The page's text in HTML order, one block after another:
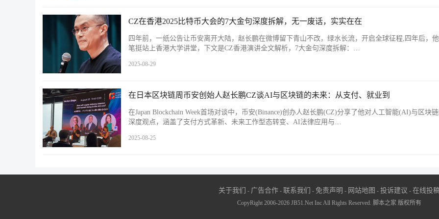
CZ在香港2025比特币大会的7大金句深度拆解，无一废话，实实在在
四年前，一纸公告让币安离开大陆，赵长鹏在微博留下青山不改，绿水长流，开启全球征程,四年后，
笔挺站上香港大学讲堂，下文是CZ香港演讲全文解析，7大金句深度拆解：…
2025-08-29
在日本区块链周币安创始人赵长鹏CZ谈AI与区块链的未来：从支付、就业到
在Japan Blockchain Week首场对谈中，币安(Binance)创办人赵长鹏(CZ)分享了他对人工智能(AI)与区块
深度观点，涵盖了支付方式革新、未来工作型态转变、AI法律应用与…
2025-08-25
关于我们 - 广告合作 - 联系我们 - 免责声明 - 网站地图 - 投诉建议 - 在线投
CopyRight 2006-2026 JB51.Net Inc All Rights Reserved. 脚本之家 版权所有